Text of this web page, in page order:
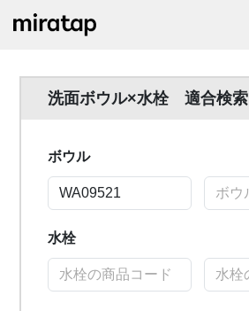
洗面ボウル×水栓 適合検索
ボウル
水栓